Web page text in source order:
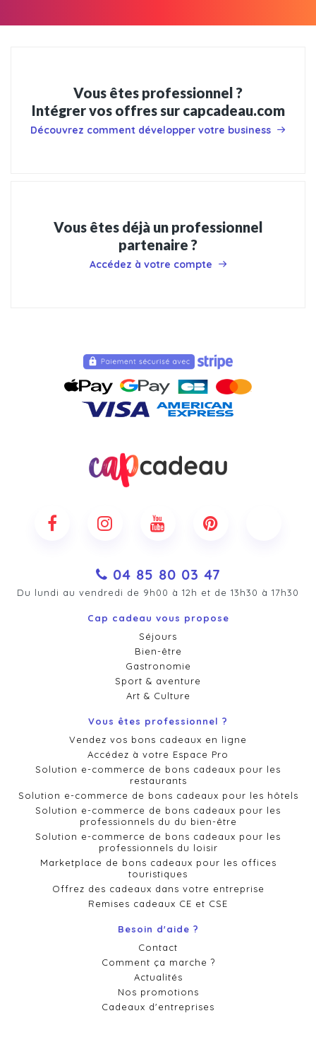
Vous êtes professionnel ?
Intégrer vos offres sur capcadeau.com
Découvrez comment développer votre business
Vous êtes déjà un professionnel
partenaire ?
Accédez à votre compte
04 85 80 03 47
Du lundi au vendredi de 9h00 à 12h et de 13h30 à 17h30
Cap cadeau vous propose
Séjours
Bien-être
Gastronomie
Sport & aventure
Art & Culture
Vous êtes professionnel ?
Vendez vos bons cadeaux en ligne
Accédez à votre Espace Pro
Solution e-commerce de bons cadeaux pour les
restaurants
Solution e-commerce de bons cadeaux pour les hôtels
Solution e-commerce de bons cadeaux pour les
professionnels du du bien-être
Solution e-commerce de bons cadeaux pour les
professionnels du loisir
Marketplace de bons cadeaux pour les offices
touristiques
Offrez des cadeaux dans votre entreprise
Remises cadeaux CE et CSE
Besoin d'aide ?
Contact
Comment ça marche ?
Actualités
Nos promotions
Cadeaux d'entreprises